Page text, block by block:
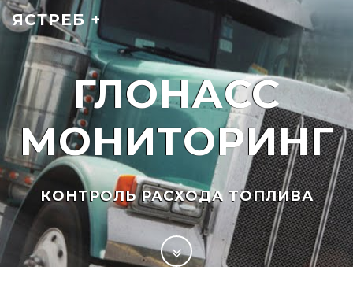
ЯСТРЕБ +
ГЛОНАСС
МОНИТОРИНГ
КОНТРОЛЬ РАСХОДА ТОПЛИВА